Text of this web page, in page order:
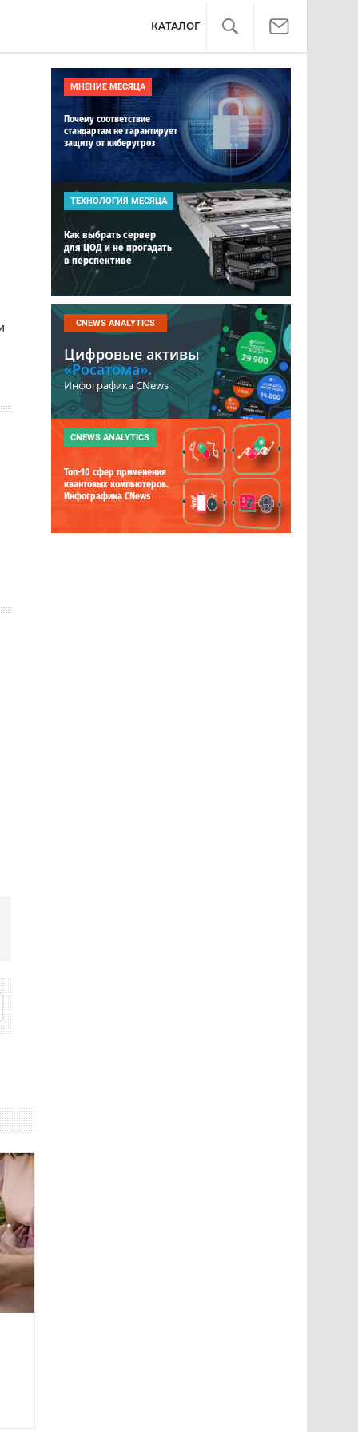
КАТАЛОГ
МНЕНИЕ МЕСЯЦА
Почему соответствие
стандартам не гарантирует
защиту от киберугроз
ТЕХНОЛОГИЯ МЕСЯЦА
Как выбрать сервер
для ЦОД и не прогадать
в перспективе
CNEWS ANALYTICS
Цифровые активы
«Росатома».
Инфографика CNews
CNEWS ANALYTICS
Топ-10 сфер применения
квантовых компьютеров.
Инфографика CNews